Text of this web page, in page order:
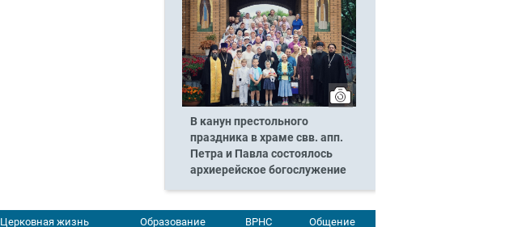
В канун престольного
праздника в храме свв. апп.
Петра и Павла состоялось
архиерейское богослужение
Церковная жизнь Образование ВРНС Общение